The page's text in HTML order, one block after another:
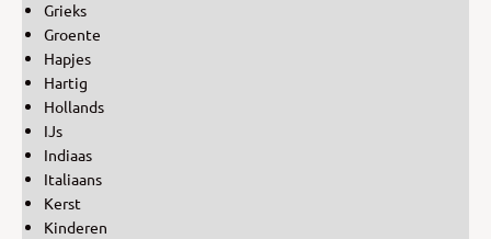
Grieks
Groente
Hapjes
Hartig
Hollands
IJs
Indiaas
Italiaans
Kerst
Kinderen